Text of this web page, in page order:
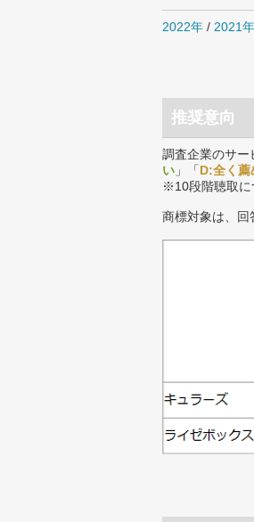
2022年 / 2021年
推奨意向
調査企業のサー
い 」「D:全く薦
※10段階聴取に
商標対象は、回